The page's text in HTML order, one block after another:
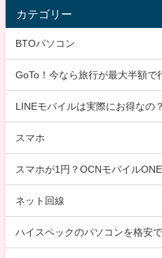
カテゴリー
BTOパソコン
GoTo！今なら旅行が最大半額で
LINEモバイルは実際にお得なの
スマホ
スマホが1円？OCNモバイル
ネット回線
ハイスペックのパソコンを格安